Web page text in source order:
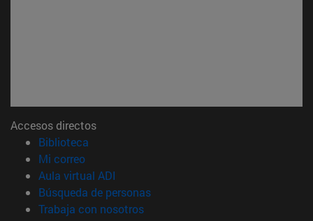
Accesos directos
Biblioteca
Mi correo(abre en nueva ventana)
Aula virtual ADI
Búsqueda de personas(abre en nueva ventana)
Trabaja con nosotros(abre en nueva ventana)